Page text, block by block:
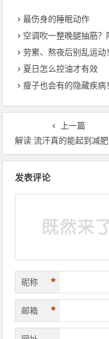
最伤身的睡眠动作
空调吹一整晚腿抽筋
劳累、熬夜后别乱运
夏日怎么控油才有效
瘦子也会有的隐藏疾
上一篇
解读 流汗真的能起到减肥效果吗？
发表评论
昵称 *
邮箱 *